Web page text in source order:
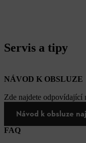
Servis a tipy
NÁVOD K OBSLUZE
Zde najdete
Návod k obsluze
FAQ